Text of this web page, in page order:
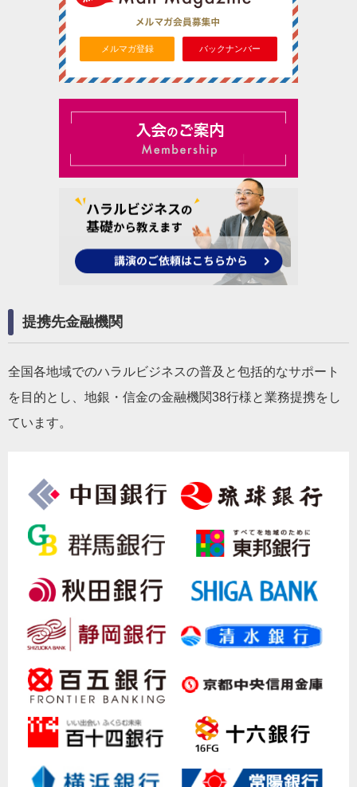
メルマガ登録 バックナンバー
提携先金融機関
全国各地域でのハラルビジネスの普及と包括的なサポート
を目的とし、地銀・信金の金融機関38行様と業務提携をし
ています。